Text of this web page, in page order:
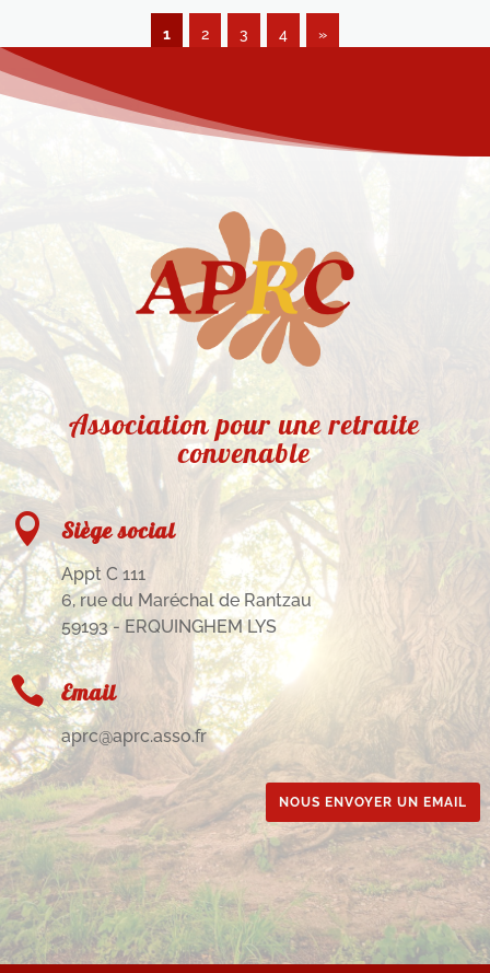
1 2 3 4 »
Association pour une retraite
convenable
 Siège social
Appt C 111
6, rue du Maréchal de Rantzau
59193 - ERQUINGHEM LYS
 Email
aprc@aprc.asso.fr
NOUS ENVOYER UN EMAIL